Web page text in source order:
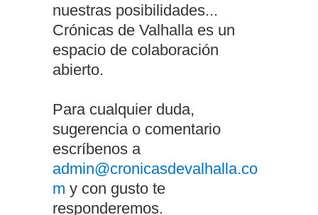
nuestras posibilidades...
Crónicas de Valhalla es un
espacio de colaboración
abierto.
Para cualquier duda,
sugerencia o comentario
escríbenos a
admin@cronicasdevalhalla.co
m y con gusto te
responderemos.